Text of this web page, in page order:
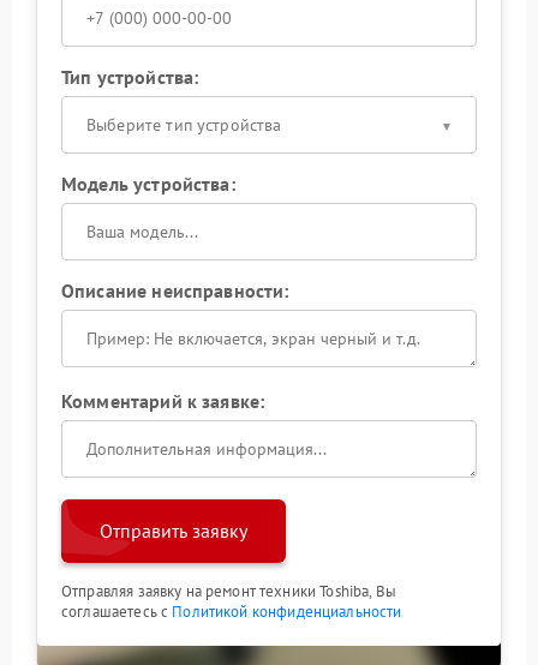
Тип устройства:
Выберите тип устройства
Модель устройства:
Описание неисправности:
Комментарий к заявке:
Отправить заявку
Отправляя заявку на ремонт техники Toshiba, Вы
соглашаетесь с Политикой конфиденциальности